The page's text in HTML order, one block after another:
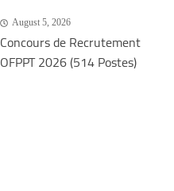
August 5, 2026
Concours de Recrutement
OFPPT 2026 (514 Postes)